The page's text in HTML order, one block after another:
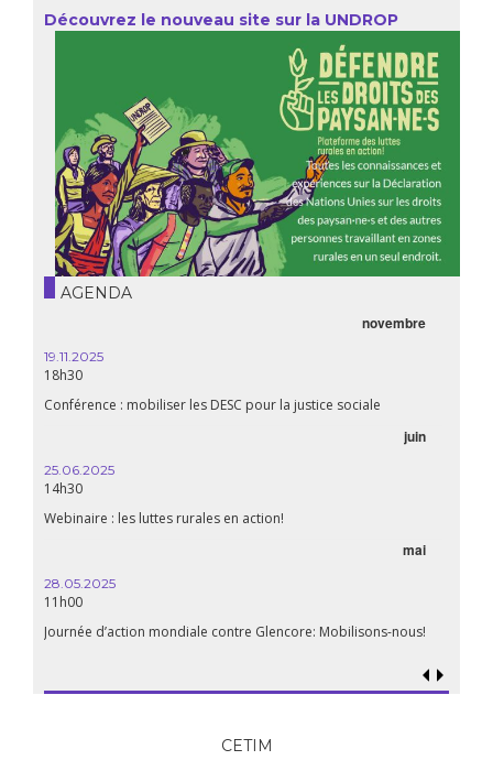
Découvrez le nouveau site sur la UNDROP
AGENDA
novembre
19.11.2025
18h30
Conférence : mobiliser les DESC pour la justice sociale
juin
25.06.2025
14h30
Webinaire : les luttes rurales en action!
mai
28.05.2025
11h00
Journée d’action mondiale contre Glencore: Mobilisons-nous!
CETIM